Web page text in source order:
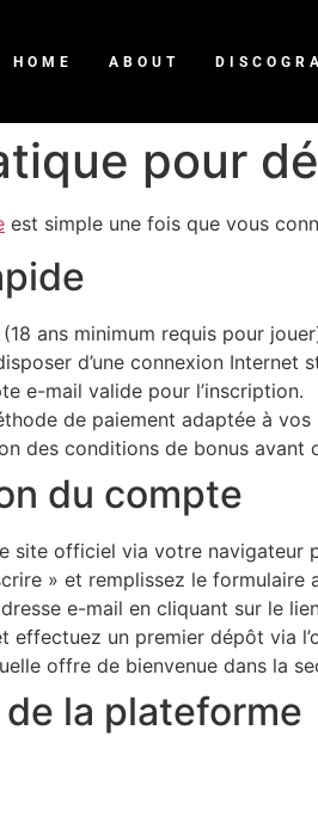
HOME ABOUT
pour
est simple une fois que vous
ans minimum requis pour
d’une connexion Internet
e-mail valide pour l’inscription.
de paiement adaptée à vos
des conditions de bonus avant
du compte
site officiel via votre navigateur
» et remplissez le
e-mail en cliquant sur le
effectuez un premier dépôt via
offre de bienvenue dans la
la plateforme